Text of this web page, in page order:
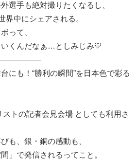
選手も絶対撮りたくなるし、
界中にシェアされる。
って、
いくんだなぁ…としみじみ💙
にも！“勝利の瞬間”を日本色で彩る
トの記者会見会場 としても利用さ
も、銀・銅の感動も、
」で発信されるってこと。